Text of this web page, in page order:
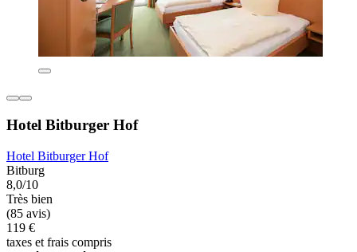
Hotel Bitburger Hof
Hotel Bitburger Hof
Bitburg
8,0/10
Très bien
(85 avis)
119 €
taxes et frais compris